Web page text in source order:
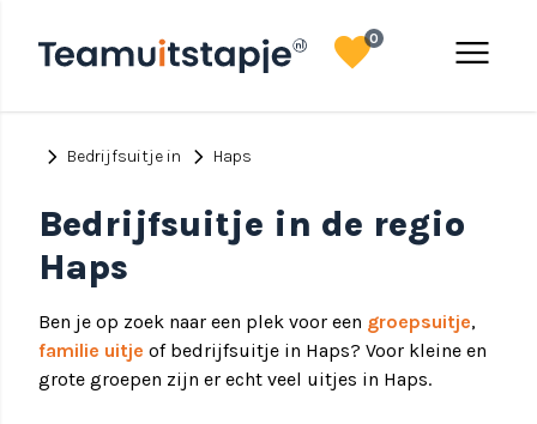
menu
favorite0
chevron_right Bedrijfsuitje in chevron_right Haps
Bedrijfsuitje in de regio
Haps
Ben je op zoek naar een plek voor een groepsuitje,
familie uitje of bedrijfsuitje in Haps? Voor kleine en
grote groepen zijn er echt veel uitjes in Haps.